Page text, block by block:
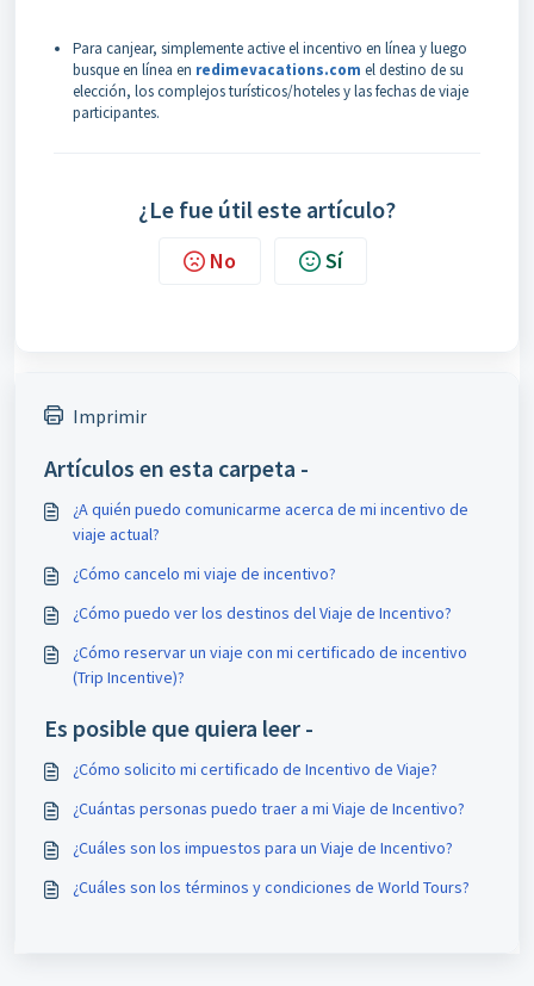
Para canjear, simplemente active el incentivo en línea y luego
busque en línea en redimevacations.com el destino de su
elección, los complejos turísticos/hoteles y las fechas de viaje
participantes.
¿Le fue útil este artículo?
No Sí
Imprimir
Artículos en esta carpeta -
¿A quién puedo comunicarme acerca de mi incentivo de
viaje actual?
¿Cómo cancelo mi viaje de incentivo?
¿Cómo puedo ver los destinos del Viaje de Incentivo?
¿Cómo reservar un viaje con mi certificado de incentivo
(Trip Incentive)?
Es posible que quiera leer -
¿Cómo solicito mi certificado de Incentivo de Viaje?
¿Cuántas personas puedo traer a mi Viaje de Incentivo?
¿Cuáles son los impuestos para un Viaje de Incentivo?
¿Cuáles son los términos y condiciones de World Tours?